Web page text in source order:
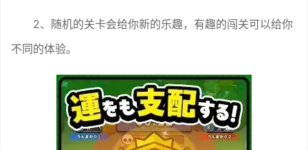
2、随机的关卡会给你新的乐趣，有趣的闯关可以给你
不同的体验。